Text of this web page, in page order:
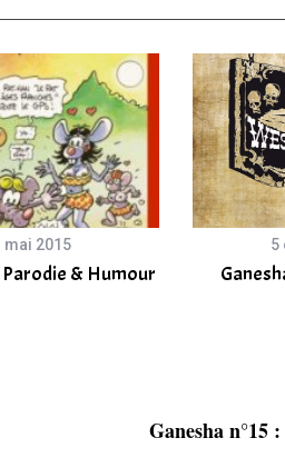
mai 2015
Parodie & Humour
5
Ganesha n°15